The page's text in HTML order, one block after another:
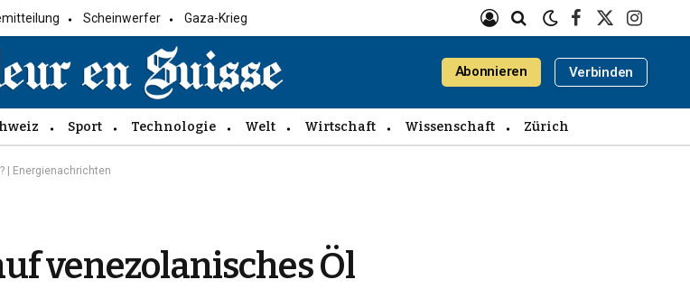
Scheinwerfer Gaza-Krieg
Facebook
X
Abonnieren Verbinden
Sport Technologie Welt Wirtschaft Wissenschaft Zürich
| Energienachrichten
venezolanisches Öl